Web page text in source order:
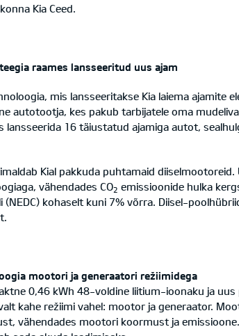
Kia Ceed.
raames lansseeritud uus ajam
mis lansseeritakse Kia laiema ajamite
autotootja, kes pakub tarbijatele oma
lansseerida 16 täiustatud ajamiga autot,
Kial pakkuda puhtamaid
vähendades CO2 emissioonide hulka
kohaselt kuni 7% võrra. Diisel-
mootori ja generaatori režiimidega
0,46 kWh 48-voldine liitium-ioonaku ja
kahe režiimi vahel: mootor ja generaator.
vähendades mootori koormust ja